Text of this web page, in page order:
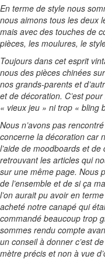
En terme de style nous
nous aimons tous les deux
mais avec des touches de
pièces, les moulures, le
Toujours dans cet esprit
nous des pièces chinées
nos grands-parents et
et de décoration. C’est
« vieux jeu » ni trop « bling
Nous n’avons pas
concerne la décoration car
l’aide de moodboards et
retrouvant les articles qui
sur une même page. Nous
de l’ensemble et de si ça
l’on aurait pu avoir en
acheté notre canapé qui
commandé beaucoup trop
sommes rendu compte
un conseil à donner c’est
mètre précis et non à vue